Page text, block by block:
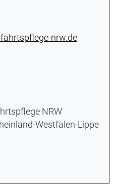
nrw.de
NRW
Westfalen-Lippe